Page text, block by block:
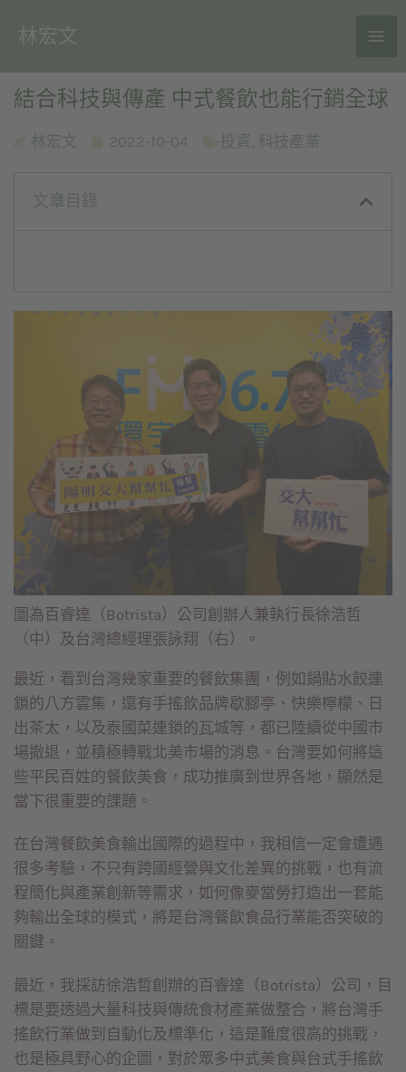
林宏文
結合科技與傳產 中式餐飲也能行銷全球
林宏文 2022-10-04 投資, 科技產業
文章目錄
圖為百睿達（Botrista）公司創辦人兼執行長徐浩哲
（中）及台灣總經理張詠翔（右）。
最近，看到台灣幾家重要的餐飲集團，例如鍋貼水餃連
鎖的八方雲集，還有手搖飲品牌歇腳亭、快樂檸檬、日
出茶太，以及泰國菜連鎖的瓦城等，都已陸續從中國市
場撤退，並積極轉戰北美市場的消息。台灣要如何將這
些平民百姓的餐飲美食，成功推廣到世界各地，顯然是
當下很重要的課題。
在台灣餐飲美食輸出國際的過程中，我相信一定會遭遇
很多考驗，不只有跨國經營與文化差異的挑戰，也有流
程簡化與產業創新等需求，如何像麥當勞打造出一套能
夠輸出全球的模式，將是台灣餐飲食品行業能否突破的
關鍵。
最近，我採訪徐浩哲創辦的百睿達（Botrista）公司，目
標是要透過大量科技與傳統食材產業做整合，將台灣手
搖飲行業做到自動化及標準化，這是難度很高的挑戰，
也是極具野心的企圖，對於眾多中式美食與台式手搖飲